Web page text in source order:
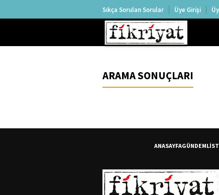
Sıkça Sorulan Sorular Üye Girişi
ARAMA SONUÇLARI
ANASAYFAGÜNDEM